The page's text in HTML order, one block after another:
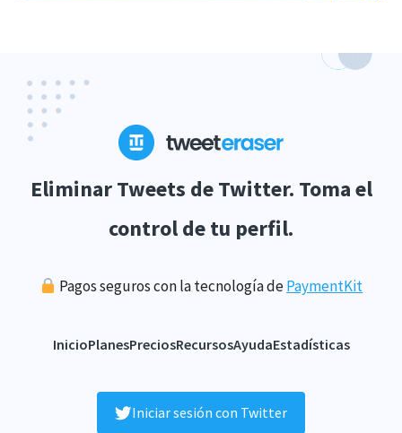
Eliminar Tweets de Twitter. Toma el
control de tu perfil.
Pagos seguros con la tecnología dePaymentKit
InicioPlanesPreciosRecursosAyudaEstadísticas
Iniciar sesión con Twitter